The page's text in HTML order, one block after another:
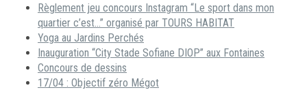
Règlement jeu concours Instagram “Le sport dans mon
quartier c’est…” organisé par TOURS HABITAT
Yoga au Jardins Perchés
Inauguration “City Stade Sofiane DIOP” aux Fontaines
Concours de dessins
17/04 : Objectif zéro Mégot